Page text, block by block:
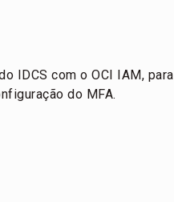
IDCS com o OCI IAM, para
do MFA.